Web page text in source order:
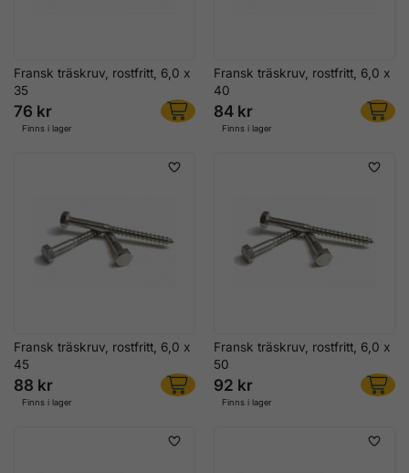
Fransk träskruv, rostfritt, 6,0 x
35
76 kr
Finns i lager
Fransk träskruv, rostfritt, 6,0 x
40
84 kr
Finns i lager
Fransk träskruv, rostfritt, 6,0 x
45
88 kr
Finns i lager
Fransk träskruv, rostfritt, 6,0 x
50
92 kr
Finns i lager